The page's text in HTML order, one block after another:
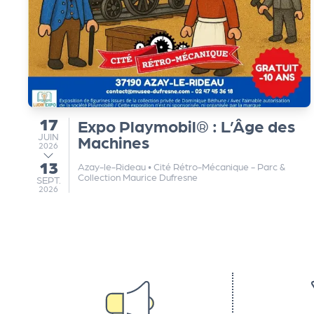
du
17
JUINJUIN
2026
au
13
SEPTEMBRE
SEPT.
2026
Expo Playmobil® : L’Âge des
Machines
Azay-le-Rideau •Cité Rétro-Mécanique - Parc &
Collection Maurice Dufresne
g
a
n
s